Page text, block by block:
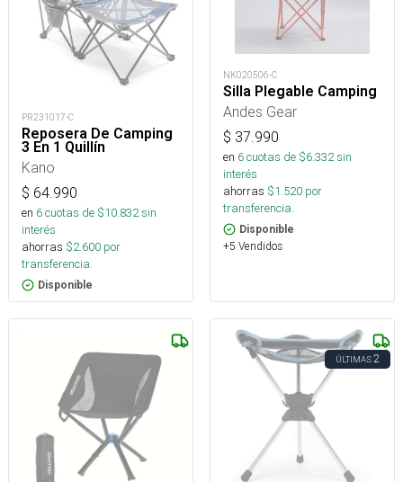
PR231017-C
Reposera De Camping
3 En 1 Quillín
Kano
$ 64.990
en 6cuotas de $10.832sin
interés
ahorras $2.600 por
transferencia.
Disponible
NK020506-C
Silla Plegable Camping
Andes Gear
$ 37.990
en 6cuotas de $6.332sin
interés
ahorras $1.520 por
transferencia.
Disponible
+5 Vendidos
ÚLTIMAS2